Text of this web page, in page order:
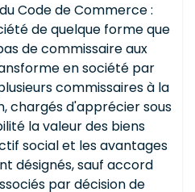
Code de Commerce :
de quelque forme que
de commissaire aux
en société par
commissaires à la
chargés d'apprécier sous
la valeur des biens
social et les avantages
désignés, sauf accord
par décision de